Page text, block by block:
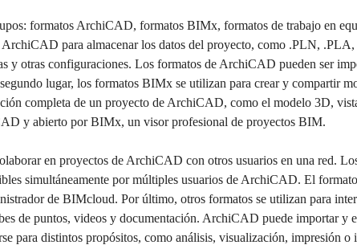
formatos ArchiCAD, formatos BIMx, formatos de trabajo en
para almacenar los datos del proyecto, como .PLN,
y otras configuraciones. Los formatos de ArchiCAD pueden ser
lugar, los formatos BIMx se utilizan para crear y compartir
completa de un proyecto de ArchiCAD, como el modelo 3D,
y abierto por BIMx, un visor profesional de proyectos BIM.
en proyectos de ArchiCAD con otros usuarios en una red.
simultáneamente por múltiples usuarios de ArchiCAD. El
de BIMcloud. Por último, otros formatos se utilizan para
de puntos, videos y documentación. ArchiCAD puede importar
para distintos propósitos, como análisis, visualización, impresión o